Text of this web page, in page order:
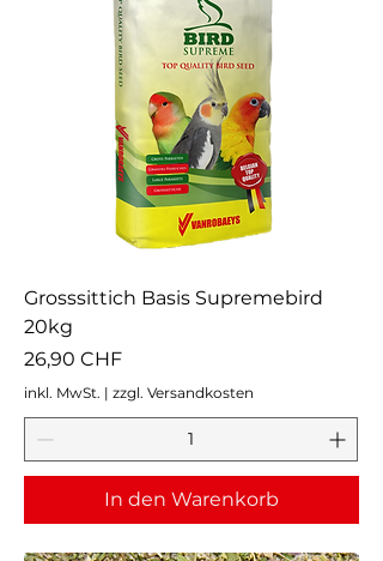
Grosssittich Basis Supremebird
20kg
Preis
26,90 CHF
inkl. MwSt. | zzgl. Versandkosten
In den Warenkorb